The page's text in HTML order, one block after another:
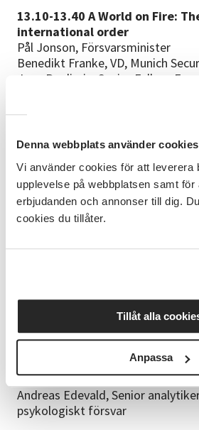
Denna webbplats använder cookies
Vi använder cookies för att leverera
upplevelse på webbplatsen samt för
erbjudanden och annonser till dig.
cookies du tillåter.
Tillåt alla
Anpassa
13.10-13.40 A World on Fire:
international order
Pål Jonson, Försvarsminister
Benedikt Franke, VD, Munich
Jana Puglierin, Senior Fellow,
Anna-Carin Svensson, Biträdande
säkerhetsrådgivare
Johan Petré, Grundare,
Serhii Harbarenko, Överste,
i Sverige
Marcus Wandt, Strategichef och
15.15-15.45 Tillit och
motståndskraft
Carl Heath, Senior forskare, RISE
Andreas Edevald, Senior
psykologiskt försvar